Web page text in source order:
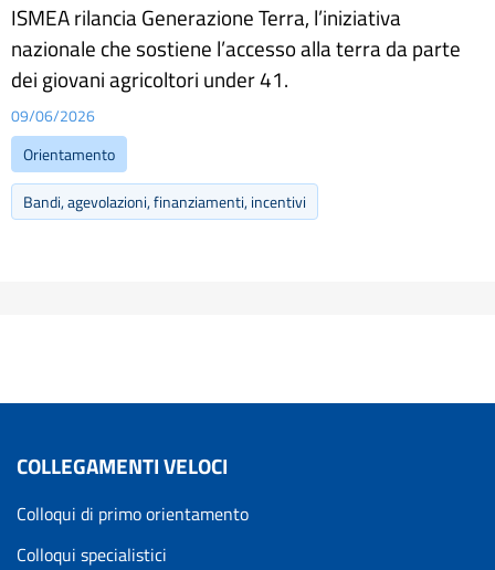
ISMEA rilancia Generazione Terra, l’iniziativa
nazionale che sostiene l’accesso alla terra da parte
dei giovani agricoltori under 41.
09/06/2026
Orientamento
Bandi, agevolazioni, finanziamenti, incentivi
COLLEGAMENTI VELOCI
Colloqui di primo orientamento
Colloqui specialistici